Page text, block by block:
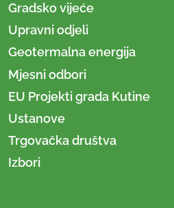
Gradsko vijeće
Upravni odjeli
Geotermalna energija
Mjesni odbori
EU Projekti grada Kutine
Ustanove
Trgovačka društva
Izbori